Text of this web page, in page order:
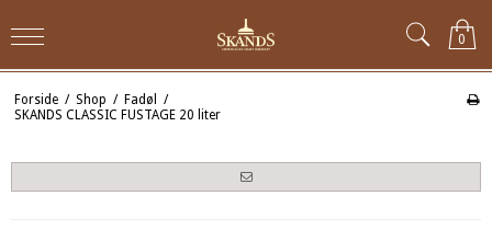
0
Forside / Shop / Fadøl
/
SKANDS CLASSIC FUSTAGE 20 liter